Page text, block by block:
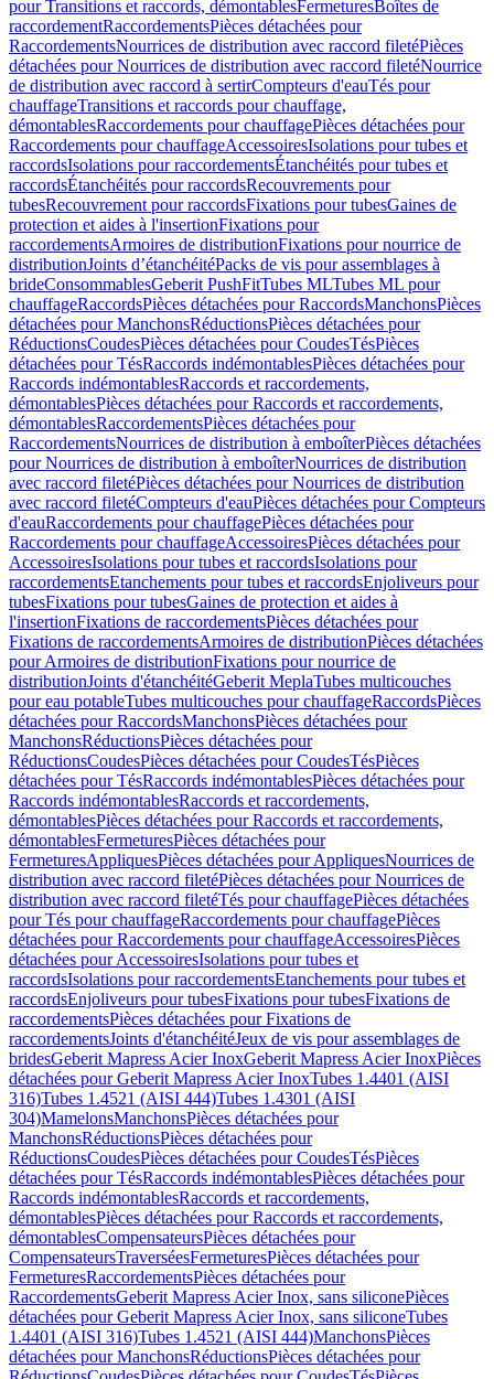
pour Transitions et raccords, démontablesFermeturesBoîtes de
raccordementRaccordementsPièces détachées pour
RaccordementsNourrices de distribution avec raccord filetéPièces
détachées pour Nourrices de distribution avec raccord filetéNourrice
de distribution avec raccord à sertirCompteurs d'eauTés pour
chauffageTransitions et raccords pour chauffage,
démontablesRaccordements pour chauffagePièces détachées pour
Raccordements pour chauffageAccessoiresIsolations pour tubes et
raccordsIsolations pour raccordementsÉtanchéités pour tubes et
raccordsÉtanchéités pour raccordsRecouvrements pour
tubesRecouvrement pour raccordsFixations pour tubesGaines de
protection et aides à l'insertionFixations pour
raccordementsArmoires de distributionFixations pour nourrice de
distributionJoints d’étanchéitéPacks de vis pour assemblages à
brideConsommablesGeberit PushFitTubes MLTubes ML pour
chauffageRaccordsPièces détachées pour RaccordsManchonsPièces
détachées pour ManchonsRéductionsPièces détachées pour
RéductionsCoudesPièces détachées pour CoudesTésPièces
détachées pour TésRaccords indémontablesPièces détachées pour
Raccords indémontablesRaccords et raccordements,
démontablesPièces détachées pour Raccords et raccordements,
démontablesRaccordementsPièces détachées pour
RaccordementsNourrices de distribution à emboîterPièces détachées
pour Nourrices de distribution à emboîterNourrices de distribution
avec raccord filetéPièces détachées pour Nourrices de distribution
avec raccord filetéCompteurs d'eauPièces détachées pour Compteurs
d'eauRaccordements pour chauffagePièces détachées pour
Raccordements pour chauffageAccessoiresPièces détachées pour
AccessoiresIsolations pour tubes et raccordsIsolations pour
raccordementsEtanchements pour tubes et raccordsEnjoliveurs pour
tubesFixations pour tubesGaines de protection et aides à
l'insertionFixations de raccordementsPièces détachées pour
Fixations de raccordementsArmoires de distributionPièces détachées
pour Armoires de distributionFixations pour nourrice de
distributionJoints d'étanchéitéGeberit MeplaTubes multicouches
pour eau potableTubes multicouches pour chauffageRaccordsPièces
détachées pour RaccordsManchonsPièces détachées pour
ManchonsRéductionsPièces détachées pour
RéductionsCoudesPièces détachées pour CoudesTésPièces
détachées pour TésRaccords indémontablesPièces détachées pour
Raccords indémontablesRaccords et raccordements,
démontablesPièces détachées pour Raccords et raccordements,
démontablesFermeturesPièces détachées pour
FermeturesAppliquesPièces détachées pour AppliquesNourrices de
distribution avec raccord filetéPièces détachées pour Nourrices de
distribution avec raccord filetéTés pour chauffagePièces détachées
pour Tés pour chauffageRaccordements pour chauffagePièces
détachées pour Raccordements pour chauffageAccessoiresPièces
détachées pour AccessoiresIsolations pour tubes et
raccordsIsolations pour raccordementsEtanchements pour tubes et
raccordsEnjoliveurs pour tubesFixations pour tubesFixations de
raccordementsPièces détachées pour Fixations de
raccordementsJoints d'étanchéitéJeux de vis pour assemblages de
bridesGeberit Mapress Acier InoxGeberit Mapress Acier InoxPièces
détachées pour Geberit Mapress Acier InoxTubes 1.4401 (AISI
316)Tubes 1.4521 (AISI 444)Tubes 1.4301 (AISI
304)MamelonsManchonsPièces détachées pour
ManchonsRéductionsPièces détachées pour
RéductionsCoudesPièces détachées pour CoudesTésPièces
détachées pour TésRaccords indémontablesPièces détachées pour
Raccords indémontablesRaccords et raccordements,
démontablesPièces détachées pour Raccords et raccordements,
démontablesCompensateursPièces détachées pour
CompensateursTraverséesFermeturesPièces détachées pour
FermeturesRaccordementsPièces détachées pour
RaccordementsGeberit Mapress Acier Inox, sans siliconePièces
détachées pour Geberit Mapress Acier Inox, sans siliconeTubes
1.4401 (AISI 316)Tubes 1.4521 (AISI 444)ManchonsPièces
détachées pour ManchonsRéductionsPièces détachées pour